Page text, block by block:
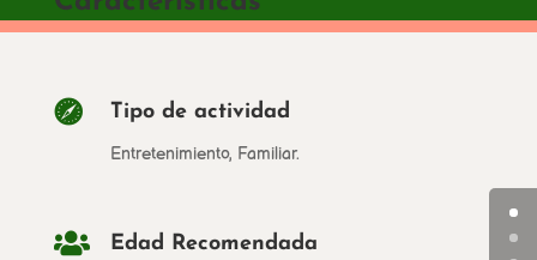
 Tipo de actividad
Entretenimiento, Familiar.
 Edad Recomendada